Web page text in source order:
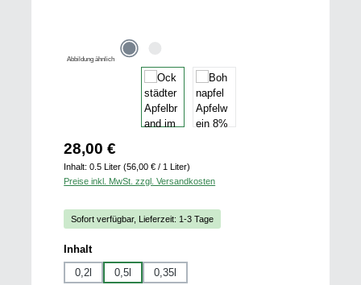
Abbildung ähnlich
Regulärer Preis:
28,00 €
Inhalt:0.5 Liter(56,00 € / 1 Liter)
Preise inkl. MwSt. zzgl. Versandkosten
Sofort verfügbar, Lieferzeit: 1-3 Tage
Inhaltauswählen
0,2l
0,5l 0,35l